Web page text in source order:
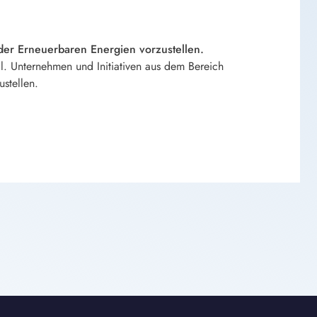
Erneuerbaren Energien vorzustellen.
und Initiativen aus dem Bereich